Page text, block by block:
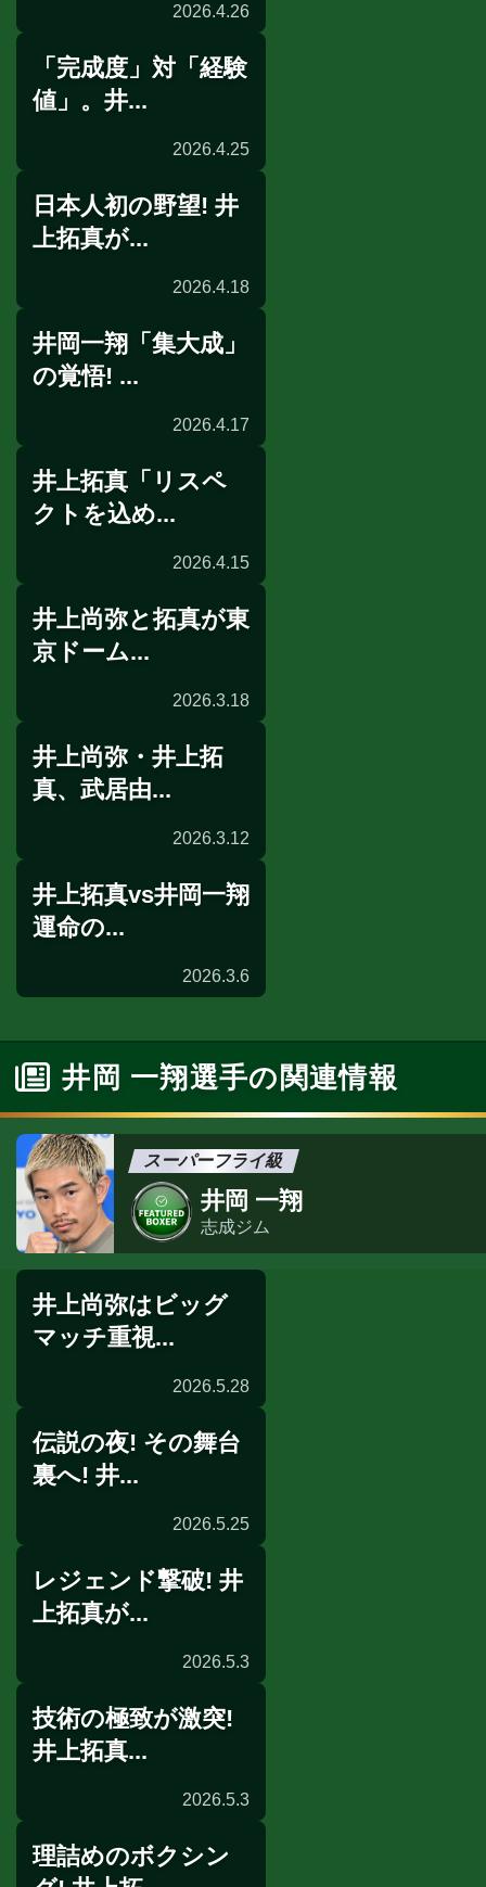
展開予想
2026.4.26
展開予想
「完成度」対「経験
値」。井...
2026.4.25
公開練習
日本人初の野望! 井
上拓真が...
2026.4.18
公開採点
井岡一翔「集大成」
の覚悟! ...
2026.4.17
インタビュー
井上拓真「リスペ
クトを込め...
2026.4.15
非公開練習
井上尚弥と拓真が東
京ドーム...
2026.3.18
沖縄合宿
井上尚弥・井上拓
真、武居由...
2026.3.12
井上拓真vs井岡一翔
運命の...
2026.3.6
井岡 一翔選手の関連情報
スーパーフライ級
井岡 一翔
志成ジム
囲み取材
井上尚弥はビッグ
マッチ重視...
2026.5.28
配信
伝説の夜! その舞台
裏へ! 井...
2026.5.25
一夜明け会見
レジェンド撃破! 井
上拓真が...
2026.5.3
リングサイドの目
技術の極致が激突!
井上拓真...
2026.5.3
理詰めのボクシン